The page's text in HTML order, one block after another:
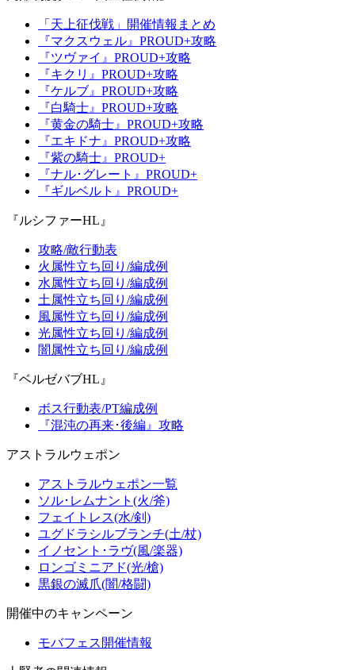
「天上征伐戦」開催情報まとめ
『マクスウェル』PROUD+攻略
『ツヴァイ』PROUD+攻略
『キクリ』PROUD+攻略
『ケルブ』PROUD+攻略
『白騎士』PROUD+攻略
『黄金の騎士』PROUD+攻略
『エキドナ』PROUD+攻略
『紫の騎士』PROUD+
『ナル･グレート』PROUD+
『ギルベルト』PROUD+
『ルシファーHL』
攻略/敵行動表
火属性立ち回り/編成例
水属性立ち回り/編成例
土属性立ち回り/編成例
風属性立ち回り/編成例
光属性立ち回り/編成例
闇属性立ち回り/編成例
『ベルゼバブHL』
ボス行動表/PT編成例
『混沌の再来･後編』攻略
アストラルウェポン
アストラルウェポン一覧
ソル･レムナント(火/斧)
フェイトレス(水/剣)
ユグドラシルブランチ(土/杖)
イノセント･ラヴ(風/楽器)
ロンゴミニアド(光/槍)
黒銀の滅爪(闇/格闘)
開催中のキャンペーン
モバフェス開催情報